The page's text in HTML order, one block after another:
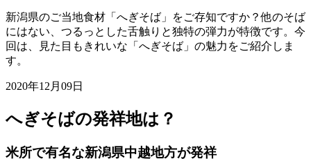
新潟県のご当地食材「へぎそば」をご存知ですか？他のそば
にはない、つるっとした舌触りと独特の弾力が特徴です。今
回は、見た目もきれいな「へぎそば」の魅力をご紹介しま
す。
2020年12月09日
へぎそばの発祥地は？
米所で有名な新潟県中越地方が発祥